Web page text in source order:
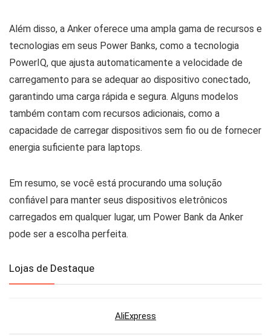
Além disso, a Anker oferece uma ampla gama de recursos e
tecnologias em seus Power Banks, como a tecnologia
PowerIQ, que ajusta automaticamente a velocidade de
carregamento para se adequar ao dispositivo conectado,
garantindo uma carga rápida e segura. Alguns modelos
também contam com recursos adicionais, como a
capacidade de carregar dispositivos sem fio ou de fornecer
energia suficiente para laptops.
Em resumo, se você está procurando uma solução
confiável para manter seus dispositivos eletrônicos
carregados em qualquer lugar, um Power Bank da Anker
pode ser a escolha perfeita.
Lojas de Destaque
AliExpress